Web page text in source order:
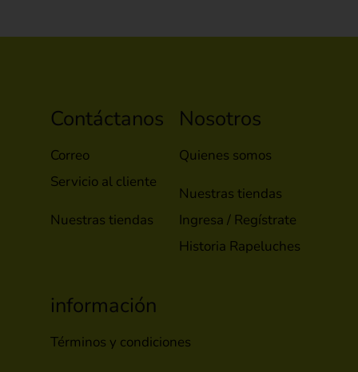
Contáctanos
Correo
Servicio al cliente
Nuestras tiendas
Nosotros
Quienes somos
Nuestras tiendas
Ingresa / Regístrate
Historia Rapeluches
información
Términos y condiciones